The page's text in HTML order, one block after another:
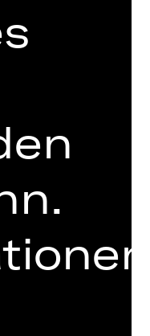
Nürnberg